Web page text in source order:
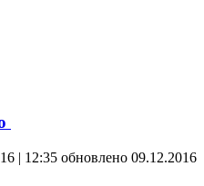
| 12:35 обновлено 09.12.2016